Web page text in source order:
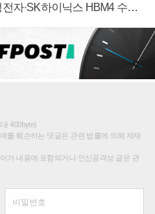
자·SK하이닉스 HBM4 수율
400byte)
를 훼손하는 댓글은 관련 법률에 의해 제재
가 내용에 포함되거나 인신공격성 글은 관